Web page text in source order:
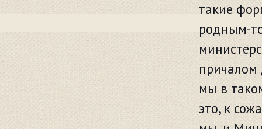
такие
родным-
причалом
мы в
это, к